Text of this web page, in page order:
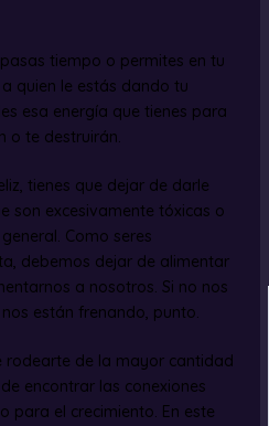
tiempo o permites en tu
quien le estás dando tu
esa energía que tienes para
o te destruirán.
tienes que dejar de darle
son excesivamente tóxicas o
Como seres
debemos dejar de alimentar
a nosotros. Si no nos
están frenando, punto.
rodearte de la mayor cantidad
encontrar las conexiones
para el crecimiento. En este